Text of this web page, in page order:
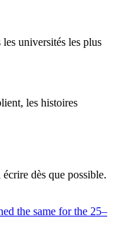
universités les plus
les histoires
dès que possible.
the same for the 25–